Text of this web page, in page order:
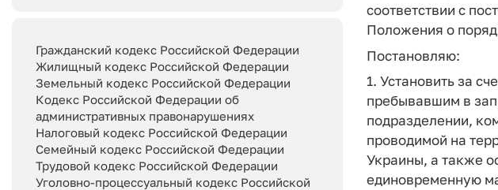
Гражданский кодекс Российской Федерации
Жилищный кодекс Российской Федерации
Земельный кодекс Российской Федерации
Кодекс Российской Федерации об
административных правонарушениях
Налоговый кодекс Российской Федерации
Семейный кодекс Российской Федерации
Трудовой кодекс Российской Федерации
Уголовно-процессуальный кодекс Российской
соответствии с
Положения о
Постановляю:
1. Установить за
пребывавшим в
подразделении,
проводимой на
Украины, а также
единовременную